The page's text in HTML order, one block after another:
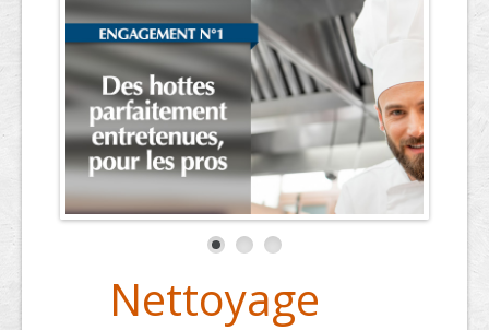
Trouver votre entreprise
Contact et devis
Nettoyage